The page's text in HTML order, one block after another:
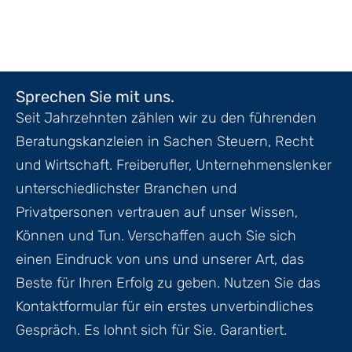
Sprechen Sie mit uns.
Seit Jahrzehnten zählen wir zu den führenden
Beratungskanzleien in Sachen Steuern, Recht
und Wirtschaft. Freiberufler, Unternehmenslenker
unterschiedlichster Branchen und
Privatpersonen vertrauen auf unser Wissen,
Können und Tun. Verschaffen auch Sie sich
einen Eindruck von uns und unserer Art, das
Beste für Ihren Erfolg zu geben. Nutzen Sie das
Kontaktformular für ein erstes unverbindliches
Gespräch. Es lohnt sich für Sie. Garantiert.